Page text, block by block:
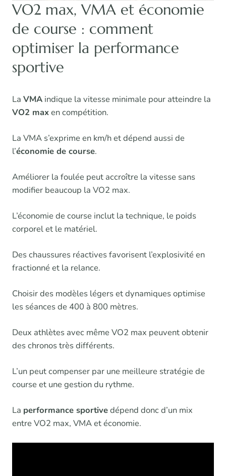
VO2 max, VMA et économie
de course : comment
optimiser la performance
sportive
La VMA indique la vitesse minimale pour atteindre la
VO2 maxen compétition.
La VMA s’exprime en km/h et dépend aussi de
l’économie de course.
Améliorer la foulée peut accroître la vitesse sans
modifier beaucoup la VO2 max.
L’économie de course inclut la technique, le poids
corporel et le matériel.
Des chaussures réactives favorisent l’explosivité en
fractionné et la relance.
Choisir des modèles légers et dynamiques optimise
les séances de 400 à 800 mètres.
Deux athlètes avec même VO2 max peuvent obtenir
des chronos très différents.
L’un peut compenser par une meilleure stratégie de
course et une gestion du rythme.
La performance sportivedépend donc d’un mix
entre VO2 max, VMA et économie.